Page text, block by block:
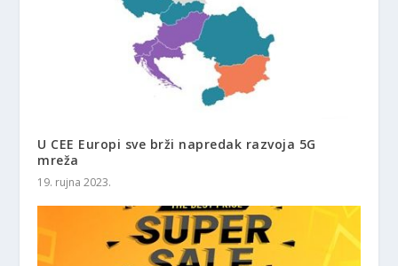
U CEE Europi sve brži napredak razvoja 5G
mreža
19. rujna 2023.